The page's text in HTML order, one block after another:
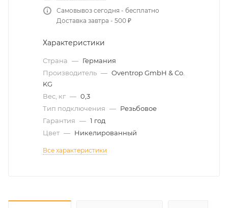
Самовывоз сегодня - бесплатно
Доставка завтра - 500 ₽
Характеристики
Страна — Германия
Производитель — Oventrop GmbH & Co.
KG
Вес, кг — 0,3
Тип подключения — Резьбовое
Гарантия — 1 год
Цвет — Никелированный
Все характеристики